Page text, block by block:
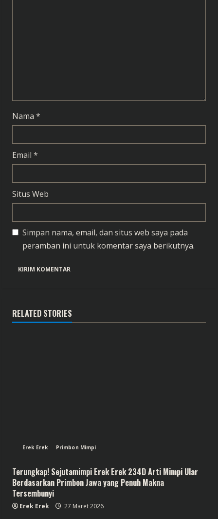
n
g
Nama *
Email *
Situs Web
Simpan nama, email, dan situs web saya pada
peramban ini untuk komentar saya berikutnya.
RELATED STORIES
Erek Erek Primbon Mimpi
Terungkap! Sejutamimpi Erek Erek 234D Arti Mimpi Ular
Berdasarkan Primbon Jawa yang Penuh Makna
Tersembunyi
Erek Erek 27 Maret 2026